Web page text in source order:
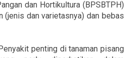
dan Hortikultura (BPSBTPH)
(jenis dan varietasnya) dan bebas
penting di tanaman pisang